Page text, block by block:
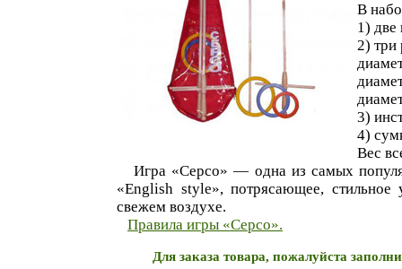
В
1)
2) три
3)
4)
Вес
Игра «Серсо» — одна из самых
«English style», потрясающее, стильное
свежем воздухе.
Правила игры «Серсо».
Для заказа товара, пожалуйста